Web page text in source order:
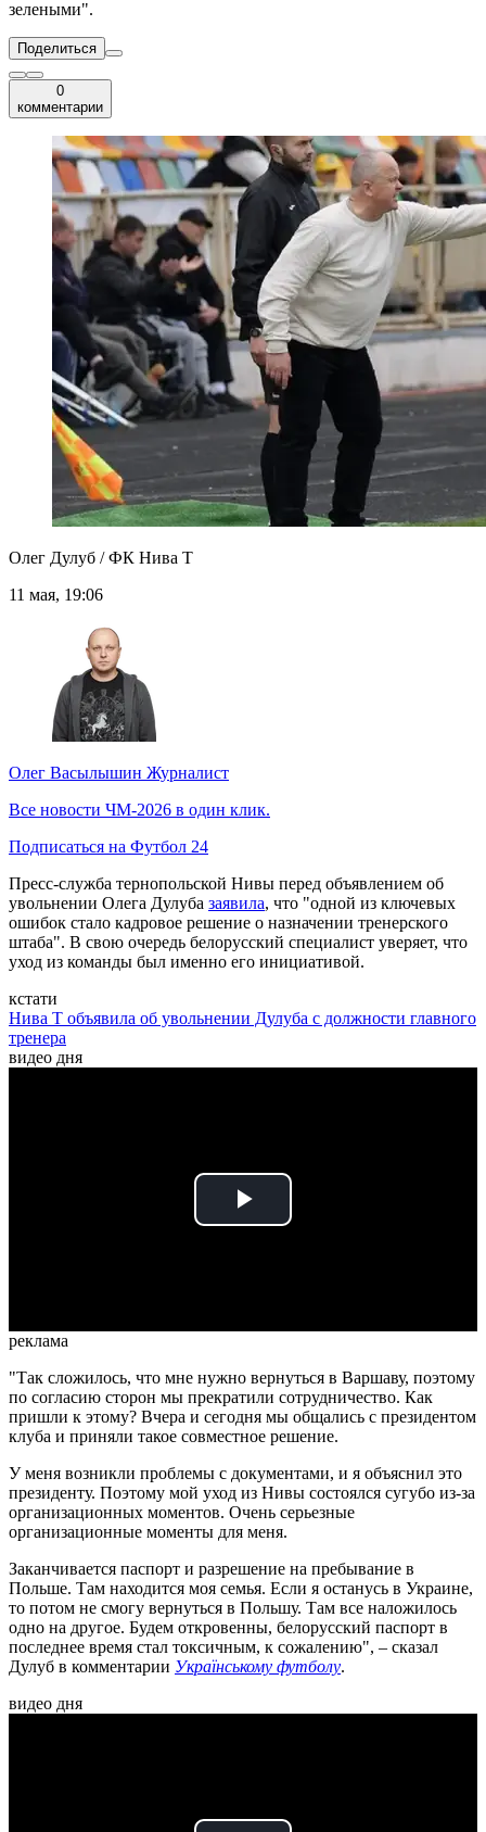
зелеными".
Поделиться
0
комментарии
Олег Дулуб / ФК Нива Т
11 мая, 19:06
Олег Васылышин Журналист
Все новости ЧМ-2026 в один клик.
Подписаться на Футбол 24
Пресс-служба тернопольской Нивы перед объявлением об
увольнении Олега Дулуба заявила, что "одной из ключевых
ошибок стало кадровое решение о назначении тренерского
штаба". В свою очередь белорусский специалист уверяет, что
уход из команды был именно его инициативой.
кстати
Нива Т объявила об увольнении Дулуба с должности главного
тренера
видео дня
Play
реклама
"Так сложилось, что мне нужно вернуться в Варшаву, поэтому
по согласию сторон мы прекратили сотрудничество. Как
пришли к этому? Вчера и сегодня мы общались с президентом
клуба и приняли такое совместное решение.
У меня возникли проблемы с документами, и я объяснил это
президенту. Поэтому мой уход из Нивы состоялся сугубо из-за
организационных моментов. Очень серьезные
организационные моменты для меня.
Заканчивается паспорт и разрешение на пребывание в
Польше. Там находится моя семья. Если я останусь в Украине,
то потом не смогу вернуться в Польшу. Там все наложилось
одно на другое. Будем откровенны, белорусский паспорт в
последнее время стал токсичным, к сожалению", – сказал
Дулуб в комментарии Українському футболу.
видео дня